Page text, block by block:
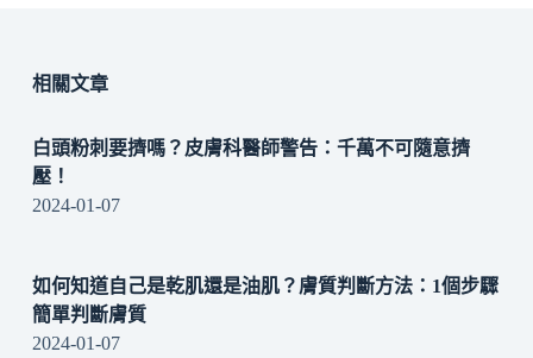
相關文章
白頭粉刺要擠嗎？皮膚科醫師警告：千萬不可隨意擠
壓！
2024-01-07
如何知道自己是乾肌還是油肌？膚質判斷方法：1個步驟
簡單判斷膚質
2024-01-07